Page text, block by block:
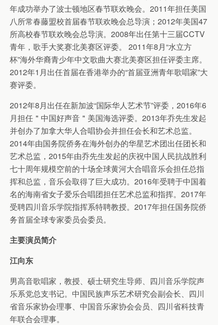
年成功举办了波士顿地区春节联欢晚会。2011年担任美国
八所常春藤盟校首届春节联欢晚会总导演；2012年美国47
所高校春节联欢晚会总导演。2008年出任第十三届CCTV
青年，歌手大奖赛北美赛区评委。 2011年8月“水立方
杯”海外华裔青少年中文歌曲大赛北美赛区担任评委主席。
2012年1月出任首届在香港举办的“首届亚洲青年歌唱家”大
赛评委。
2012年8月出任在新加波“国际华人艺术节”评委，2016年6
月担任＂中国好声音＂美国海选评委。2013年乔先生发起
并创办了加拿大华人合唱协会并担任会长和艺术总监。
2014年由国务院侨务在海外创办的华星艺术团出任团长和
艺术总监，2015年由乔先生发起的庆祝中国人民抗战胜利
七十周年规模空前的十场全球黄河大合唱音乐会担任总指
挥和总监，音乐会取得了巨大成功。2016年受聘于中国着
名的海南省女子爱乐合唱团担任艺术总监和指挥。2017年
受聘四川音乐学院指挥系特聘教授。2017年担任国务院侨
务首届全球专家委员会委员。
主要演员简介
江向东
男高音歌唱家，教授、硕士研究生导师、四川音乐学院声
乐系党总支书记。中国民族声乐艺术研究会副会长、四川
省音乐家协会理事、中国音乐家协会会员、四川省科技青
年联合会理事。